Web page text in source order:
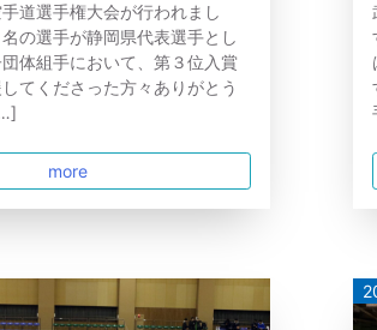
道選手権大会が行われまし
の選手が静岡県代表選手とし
体組手において、第３位入賞
てくださった方々ありがとう
more